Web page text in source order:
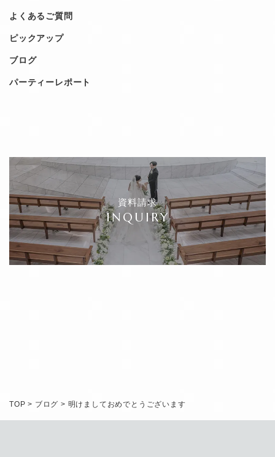
よくあるご質問
ピックアップ
ブログ
パーティーレポート
資料請求
INQUIRY
TOP > ブログ > 明けましておめでとうございます